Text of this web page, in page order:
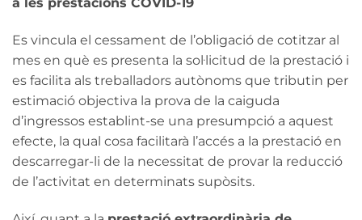
a les prestacions COVID-19
Es vincula el cessament de l’obligació de cotitzar al
mes en què es presenta la sol·licitud de la prestació i
es facilita als treballadors autònoms que tributin per
estimació objectiva la prova de la caiguda
d’ingressos establint-se una presumpció a aquest
efecte, la qual cosa facilitarà l’accés a la prestació en
descarregar-li de la necessitat de provar la reducció
de l’activitat en determinats supòsits.